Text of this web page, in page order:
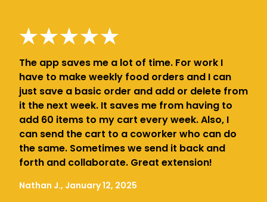
The app saves me a lot of time. For work I
have to make weekly food orders and I can
just save a basic order and add or delete from
it the next week. It saves me from having to
add 60 items to my cart every week. Also, I
can send the cart to a coworker who can do
the same. Sometimes we send it back and
forth and collaborate. Great extension!
Nathan J., January 12, 2025